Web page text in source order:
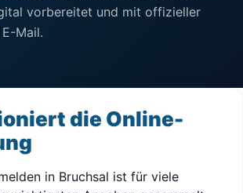
vorbereitet und mit offizieller
Mail.
die Online-
in Bruchsal ist für viele